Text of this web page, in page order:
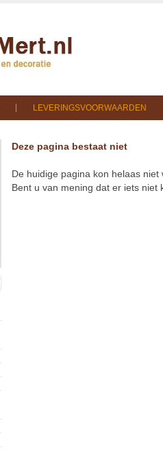
LEVERINGSVOORWAARDEN
Deze pagina bestaat niet
De huidige pagina kon helaas
Bent u van mening dat er iets